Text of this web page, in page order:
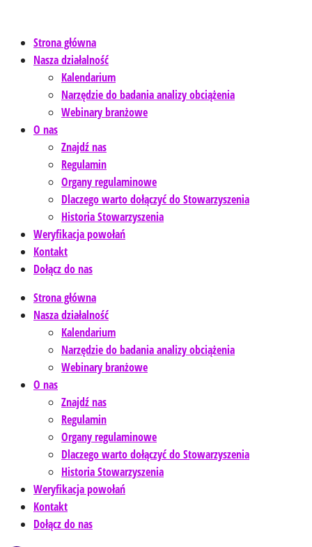
Strona główna
Nasza działalność
Kalendarium
Narzędzie do badania analizy obciążenia
Webinary branżowe
O nas
Znajdź nas
Regulamin
Organy regulaminowe
Dlaczego warto dołączyć do Stowarzyszenia
Historia Stowarzyszenia
Weryfikacja powołań
Kontakt
Dołącz do nas
Strona główna
Nasza działalność
Kalendarium
Narzędzie do badania analizy obciążenia
Webinary branżowe
O nas
Znajdź nas
Regulamin
Organy regulaminowe
Dlaczego warto dołączyć do Stowarzyszenia
Historia Stowarzyszenia
Weryfikacja powołań
Kontakt
Dołącz do nas